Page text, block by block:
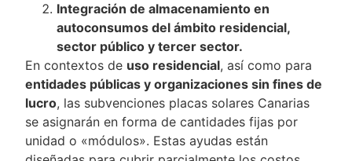
Integración de almacenamiento en
autoconsumos del ámbito residencial,
sector público y tercer sector.
En contextos de uso residencial, así como para
entidades públicas y organizaciones sin fines de
lucro, las subvenciones placas solares Canarias
se asignarán en forma de cantidades fijas por
unidad o «módulos». Estas ayudas están